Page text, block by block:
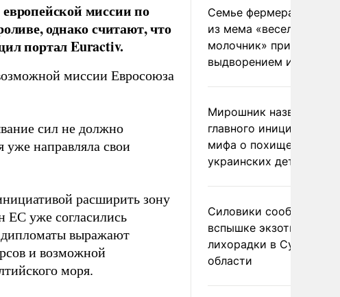
миссии по
однако считают, что
портал Euractiv.
миссии Евросоюза
сил не должно
уже направляла свои
расширить зону
ЕС уже согласились
дипломаты выражают
и возможной
моря.
Семье фермера
из мема «веселый
молочник» пригрозили
выдворением из
Мирошник назвал
главного инициатора
мифа о похищении
украинских детей
Силовики сообщили о
вспышке экзотической
лихорадки в Сумской
области